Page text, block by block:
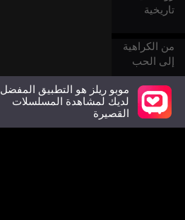
تاريخية
من الكراهية
إلى الحب
خيالي
موبو ريلز هو التطبيق المفضل
لديك لمشاهدة المسلسلات
القصيرة